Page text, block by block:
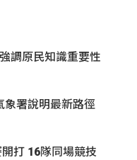
調原民知識重要性
象署說明最新路徑
打 16隊同場競技